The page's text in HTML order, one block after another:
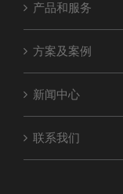
产品和服务
方案及案例
新闻中心
联系我们